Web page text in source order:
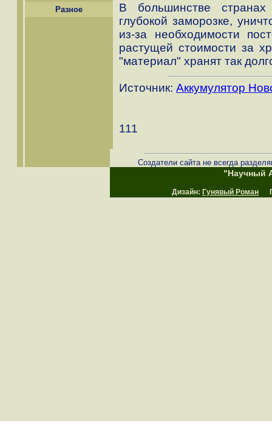
Разное
B большинстве
глубокой заморозке,
из-за необходимости
растущей стоимости за
"материал" хранят так
Источник: Аккумулятор
111
Создатели сайта не всегда
"Научный
Дизайн: Гунявый Роман